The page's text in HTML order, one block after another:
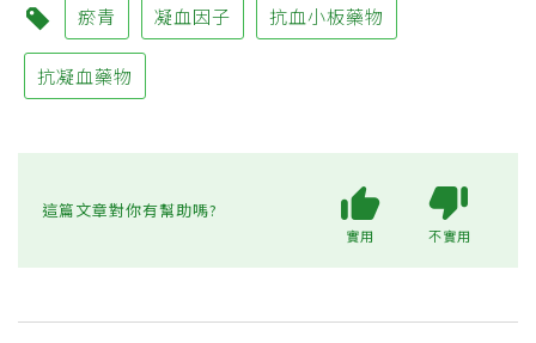
瘀青 凝血因子 抗血小板藥物
抗凝血藥物
這篇文章對你有幫助嗎?
實用 不實用